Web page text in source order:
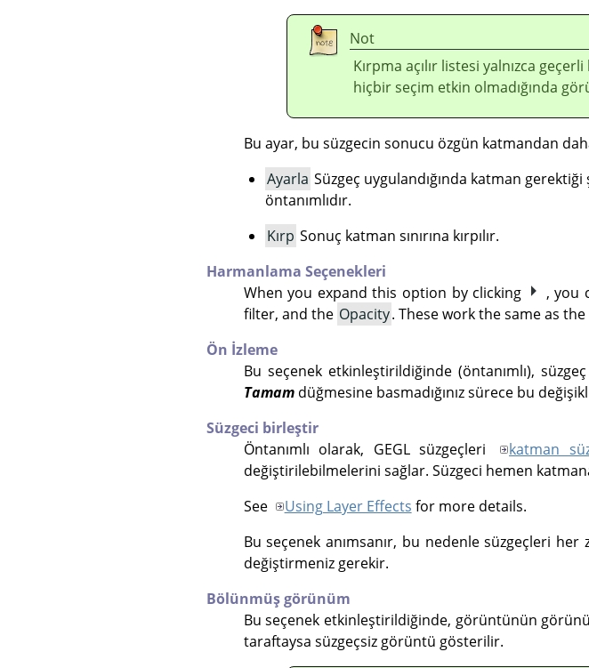
Not
Kırpma açılır listesi yalnızca
hiçbir seçim etkin olmadığında
Bu ayar, bu süzgecin sonucu özgün katmandan
Ayarla Süzgeç uygulandığında katman
öntanımlıdır.
Kırp Sonuç katman sınırına kırpılır.
Harmanlama Seçenekleri
When you expand this option by clicking
, you
filter, and the Opacity. These work the same as the
Ön İzleme
Bu seçenek etkinleştirildiğinde (öntanımlı),
Tamamdüğmesine basmadığınız sürece bu
Süzgeci birleştir
Öntanımlı olarak, GEGLsüzgeçleri katman
değiştirilebilmelerini sağlar. Süzgeci hemen
See
Using Layer Effects for more details.
Bu seçenek anımsanır, bu nedenle süzgeçleri her
değiştirmeniz gerekir.
Bölünmüş görünüm
Bu seçenek etkinleştirildiğinde, görüntünün
taraftaysa süzgeçsiz görüntü gösterilir.